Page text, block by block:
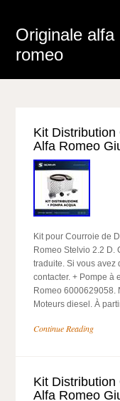
Originale alfa
romeo
Kit
Alfa Romeo
Kit pour Courroie de
Romeo Stelvio 2.2 D.
traduite. Si vous avez
contacter. + Pompe à
Romeo 6000629058.
Moteurs diesel. À
Continue Reading
Kit
Alfa Romeo